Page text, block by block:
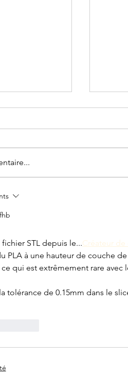
- Juin
STL depuis le...Créateur
PLA à une hauteur de couche
qui est extrêmement rare avec
tolérance de 0.15mm dans le